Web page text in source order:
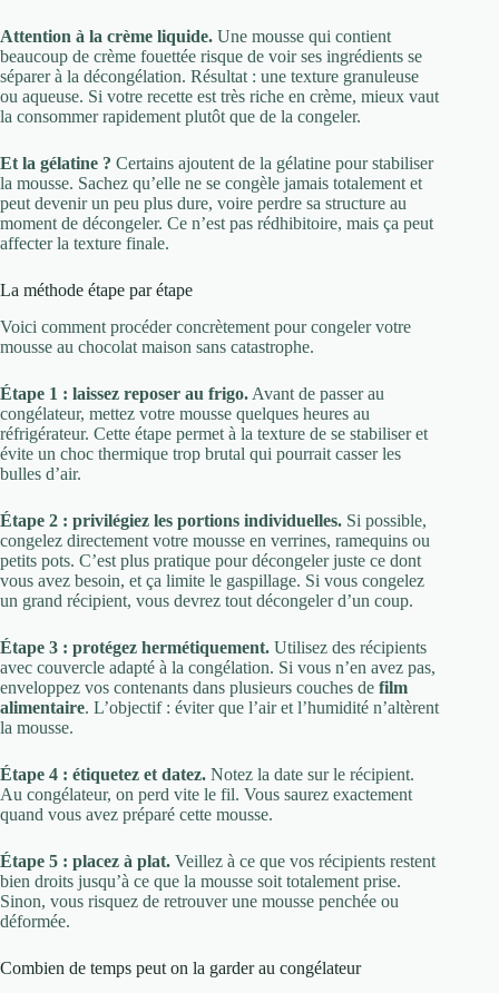
Attention à la crème liquide. Une mousse qui contient
beaucoup de crème fouettée risque de voir ses ingrédients se
séparer à la décongélation. Résultat : une texture granuleuse
ou aqueuse. Si votre recette est très riche en crème, mieux vaut
la consommer rapidement plutôt que de la congeler.
Et la gélatine ? Certains ajoutent de la gélatine pour stabiliser
la mousse. Sachez qu’elle ne se congèle jamais totalement et
peut devenir un peu plus dure, voire perdre sa structure au
moment de décongeler. Ce n’est pas rédhibitoire, mais ça peut
affecter la texture finale.
La méthode étape par étape
Voici comment procéder concrètement pour congeler votre
mousse au chocolat maison sans catastrophe.
Étape 1 : laissez reposer au frigo. Avant de passer au
congélateur, mettez votre mousse quelques heures au
réfrigérateur. Cette étape permet à la texture de se stabiliser et
évite un choc thermique trop brutal qui pourrait casser les
bulles d’air.
Étape 2 : privilégiez les portions individuelles. Si possible,
congelez directement votre mousse en verrines, ramequins ou
petits pots. C’est plus pratique pour décongeler juste ce dont
vous avez besoin, et ça limite le gaspillage. Si vous congelez
un grand récipient, vous devrez tout décongeler d’un coup.
Étape 3 : protégez hermétiquement. Utilisez des récipients
avec couvercle adapté à la congélation. Si vous n’en avez pas,
enveloppez vos contenants dans plusieurs couches de film
alimentaire. L’objectif : éviter que l’air et l’humidité n’altèrent
la mousse.
Étape 4 : étiquetez et datez. Notez la date sur le récipient.
Au congélateur, on perd vite le fil. Vous saurez exactement
quand vous avez préparé cette mousse.
Étape 5 : placez à plat. Veillez à ce que vos récipients restent
bien droits jusqu’à ce que la mousse soit totalement prise.
Sinon, vous risquez de retrouver une mousse penchée ou
déformée.
Combien de temps peut on la garder au congélateur